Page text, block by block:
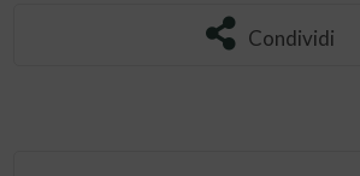
Condividi
Condividi